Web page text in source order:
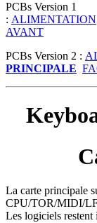
PCBs Version 1
: ALIMENTATION
AVANT
PCBs Version 2 :
PRINCIPALE
La carte principale
CPU/TOR/MIDI/
Les logiciels restent